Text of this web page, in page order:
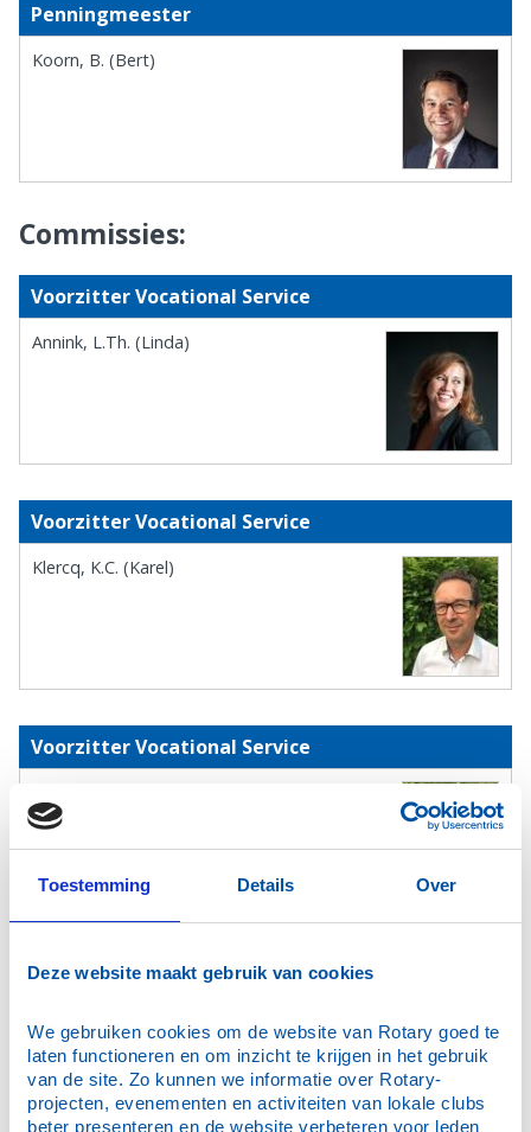
Toestemming Details Over
Deze website maakt gebruik van cookies
We gebruiken cookies om de website van Rotary goed te
laten functioneren en om inzicht te krijgen in het gebruik
van de site. Zo kunnen we informatie over Rotary-
projecten, evenementen en activiteiten van lokale clubs
beter presenteren en de website verbeteren voor leden
Penningmeester
Koorn, B. (Bert)
Commissies:
Voorzitter Vocational Service
Annink, L.Th. (Linda)
Voorzitter Vocational Service
Klercq, K.C. (Karel)
Voorzitter Vocational Service
Voorzitter Community Service